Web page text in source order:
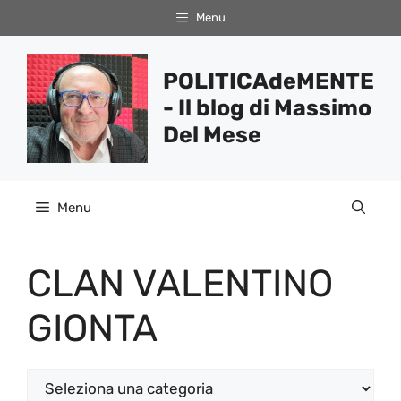
al
contenuto
Menu
POLITICAdeMENTE
- Il blog di Massimo
Del Mese
Menu
CLAN VALENTINO
GIONTA
Categorie